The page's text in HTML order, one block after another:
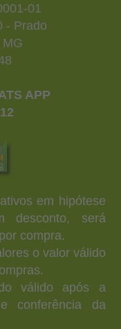
01
- Prado
APP
em hipótese
desconto, será
compra.
o valor válido
válido após a
conferência da